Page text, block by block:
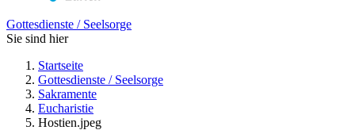
Gottesdienste / Seelsorge
Sie sind hier
Startseite
Gottesdienste / Seelsorge
Sakramente
Eucharistie
Hostien.jpeg